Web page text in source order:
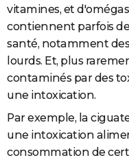
FORUM
vitamines, et
contiennent parfois
santé, notamment
lourds. Et, plus
contaminés par des
une intoxication.
Par exemple, la
une intoxication
consommation de